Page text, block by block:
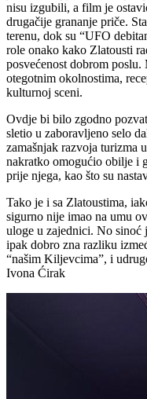
nisu izgubili, a film je
drugačije grananje priče.
terenu, dok su “UFO
role onako kako Zlatousti
posvećenost dobrom
otegotnim okolnostima,
kulturnoj sceni.
Ovdje bi bilo zgodno
sletio u zaboravljeno selo
zamašnjak razvoja turizma
nakratko omogućio obilje i
prije njega, kao što su
Tako je i sa Zlatoustima,
sigurno nije imao na umu
uloge u zajednici. No sinoć
ipak dobro zna razliku
“našim Kiljevcima”, i
Ivona Ćirak